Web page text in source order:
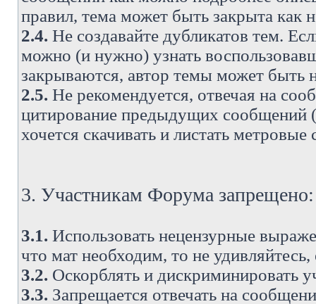
правил, тема может быть закрыта как
2.4. Не создавайте дубликатов тем.
можно (и нужно) узнать
закрываются, автор темы может быть
2.5. Не рекомендуется, отвечая на
цитирование предыдущих сообщений
хочется скачивать и листать
3. Участникам Форума запрещено:
3.1. Использовать нецензурные
что мат необходим, то не
3.2. Оскорблять и дискриминировать
3.3. Запрещается отвечать на